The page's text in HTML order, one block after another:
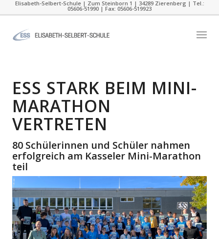
Elisabeth-Selbert-Schule | Zum Steinborn 1 | 34289 Zierenberg | Tel.:
05606-51990 | Fax: 05606-519923
ESS STARK BEIM MINI-
MARATHON
VERTRETEN
80 Schülerinnen und Schüler nahmen
erfolgreich am Kasseler Mini-Marathon
teil